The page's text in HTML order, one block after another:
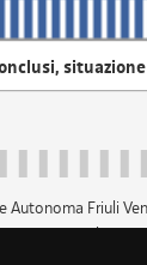
Autonoma Friuli
p.iva